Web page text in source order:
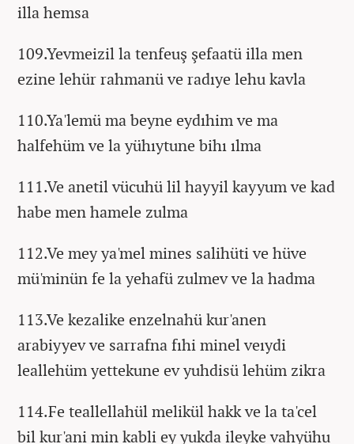
illa hemsa
109.Yevmeizil la tenfeuş şefaatü illa men
ezine lehür rahmanü ve radıye lehu kavla
110.Ya'lemü ma beyne eydıhim ve ma
halfehüm ve la yühıytune bihı ılma
111.Ve anetil vücuhü lil hayyil kayyum ve kad
habe men hamele zulma
112.Ve mey ya'mel mines salihüti ve hüve
mü'minün fe la yehafü zulmev ve la hadma
113.Ve kezalike enzelnahü kur'anen
arabiyyev ve sarrafna fıhi minel veıydi
leallehüm yettekune ev yuhdisü lehüm zikra
114.Fe teallellahül melikül hakk ve la ta'cel
bil kur'ani min kabli ey yukda ileyke vahyühu